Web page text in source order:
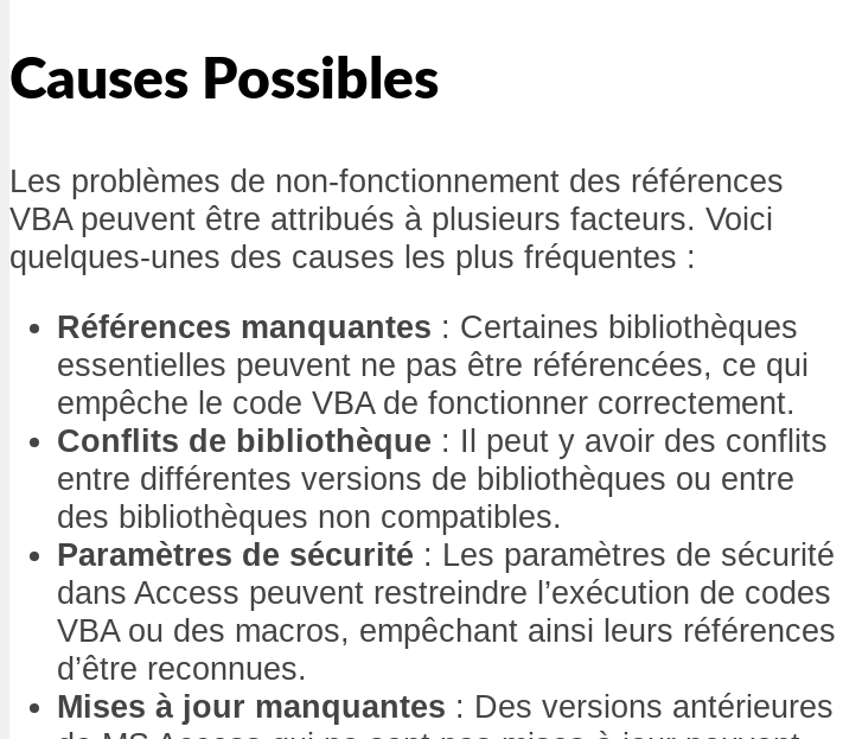
Causes Possibles
Les problèmes de non-fonctionnement des références
VBA peuvent être attribués à plusieurs facteurs. Voici
quelques-unes des causes les plus fréquentes :
Références manquantes : Certaines bibliothèques
essentielles peuvent ne pas être référencées, ce qui
empêche le code VBA de fonctionner correctement.
Conflits de bibliothèque : Il peut y avoir des conflits
entre différentes versions de bibliothèques ou entre
des bibliothèques non compatibles.
Paramètres de sécurité : Les paramètres de sécurité
dans Access peuvent restreindre l’exécution de codes
VBA ou des macros, empêchant ainsi leurs références
d’être reconnues.
Mises à jour manquantes : Des versions antérieures